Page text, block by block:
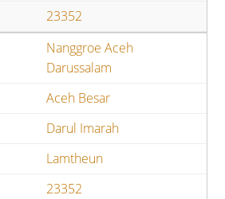
23352
Nanggroe Aceh
Darussalam
Aceh Besar
Darul Imarah
Lamtheun
23352